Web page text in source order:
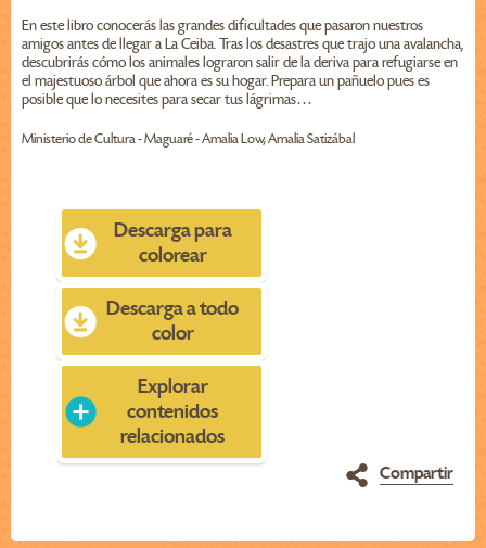
En este libro conocerás las grandes dificultades que pasaron nuestros
amigos antes de llegar a La Ceiba. Tras los desastres que trajo una avalancha,
descubrirás cómo los animales lograron salir de la deriva para refugiarse en
el majestuoso árbol que ahora es su hogar. Prepara un pañuelo pues es
posible que lo necesites para secar tus lágrimas…
Ministerio de Cultura - Maguaré - Amalia Low, Amalia Satizábal
Descarga para
colorear
Descarga a todo
color
Explorar
contenidos
relacionados
Compartir